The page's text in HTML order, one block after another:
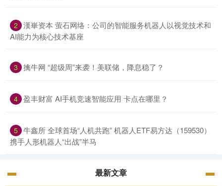
2 漢崋资本 萤石网络：公司的智能服务机器人以视觉技术和
AI能力为核心技术基座
3 擒牛网 “超级周”来袭！美联储，降息稳了？
4 盈丰财富 AI手机竞速智能应用 卡点在哪里？
5 牛鑫所 全球首场“人机共跑” 机器人ETF易方达（159530）
携手人形机器人“出战”半马
最新文章